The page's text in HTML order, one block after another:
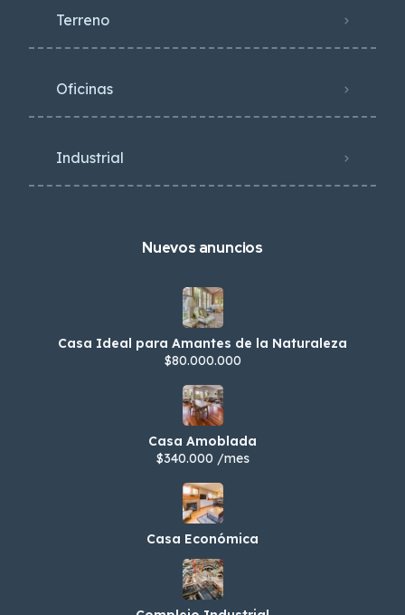
Terreno
Oficinas
Industrial
Nuevos anuncios
Casa Ideal para Amantes de la Naturaleza
$80.000.000
Casa Amoblada
$340.000 /mes
Casa Económica